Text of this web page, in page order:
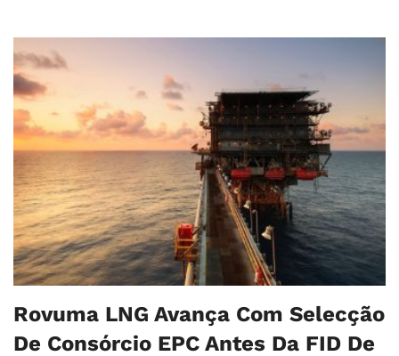
Rovuma LNG Avança Com Selecção
De Consórcio EPC Antes Da FID De